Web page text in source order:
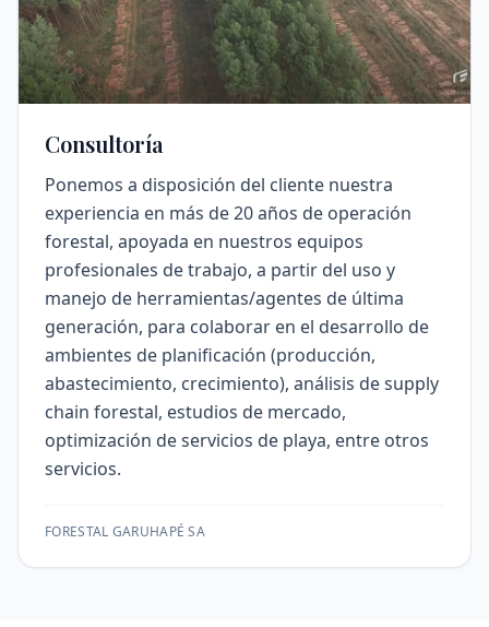
Consultoría
Ponemos a disposición del cliente nuestra
experiencia en más de 20 años de operación
forestal, apoyada en nuestros equipos
profesionales de trabajo, a partir del uso y
manejo de herramientas/agentes de última
generación, para colaborar en el desarrollo de
ambientes de planificación (producción,
abastecimiento, crecimiento), análisis de supply
chain forestal, estudios de mercado,
optimización de servicios de playa, entre otros
servicios.
FORESTAL GARUHAPÉ SA